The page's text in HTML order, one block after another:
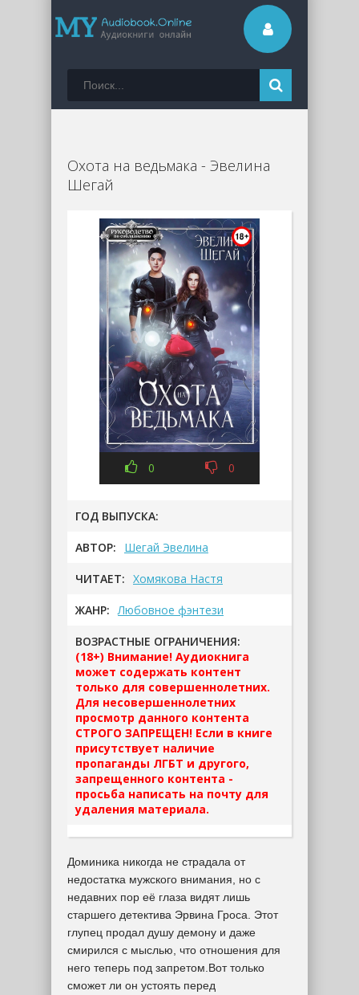
Охота на ведьмака - Эвелина
Шегай
0 0
ГОД ВЫПУСКА:
АВТОР: Шегай Эвелина
ЧИТАЕТ: Хомякова Настя
ЖАНР: Любовное фэнтези
ВОЗРАСТНЫЕ ОГРАНИЧЕНИЯ:
(18+) Внимание! Аудиокнига
может содержать контент
только для совершеннолетних.
Для несовершеннолетних
просмотр данного контента
СТРОГО ЗАПРЕЩЕН! Если в книге
присутствует наличие
пропаганды ЛГБТ и другого,
запрещенного контента -
просьба написать на почту для
удаления материала.
Доминика никогда не страдала от
недостатка мужского внимания, но с
недавних пор её глаза видят лишь
старшего детектива Эрвина Гроса. Этот
глупец продал душу демону и даже
смирился с мыслью, что отношения для
него теперь под запретом.Вот только
сможет ли он устоять перед